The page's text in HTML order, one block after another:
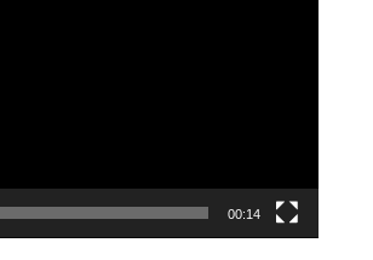
00:14